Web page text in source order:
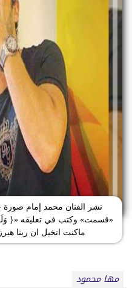
نشر الفنان محمد إمام صورة
«قسمت» وكتب في تعليقه «{
ماكنت اتخيل ان ربنا
مها محمود